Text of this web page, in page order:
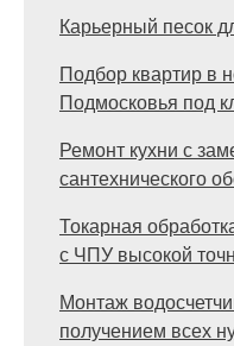
Карьерный песок
Подбор квартир в
Подмосковья под
Ремонт кухни с
сантехнического
Токарная
с ЧПУ высокой
Монтаж
получением всех